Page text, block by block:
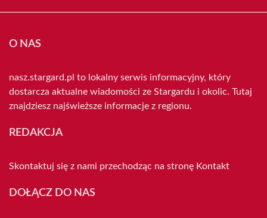
O NAS
nasz.stargard.pl to lokalny serwis informacyjny, który
dostarcza aktualne wiadomości ze Stargardu i okolic. Tutaj
znajdziesz najświeższe informacje z regionu.
REDAKCJA
Skontaktuj się z nami przechodząc na stronę Kontakt
DOŁĄCZ DO NAS